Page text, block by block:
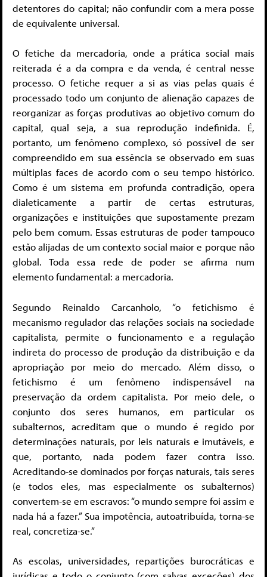
detentores do capital; não confundir com a mera posse
de equivalente universal.
O fetiche da mercadoria, onde a prática social mais
reiterada é a da compra e da venda, é central nesse
processo. O fetiche requer a si as vias pelas quais é
processado todo um conjunto de alienação capazes de
reorganizar as forças produtivas ao objetivo comum do
capital, qual seja, a sua reprodução indefinida. É,
portanto, um fenômeno complexo, só possível de ser
compreendido em sua essência se observado em suas
múltiplas faces de acordo com o seu tempo histórico.
Como é um sistema em profunda contradição, opera
dialeticamente a partir de certas estruturas,
organizações e instituições que supostamente prezam
pelo bem comum. Essas estruturas de poder tampouco
estão alijadas de um contexto social maior e porque não
global. Toda essa rede de poder se afirma num
elemento fundamental: a mercadoria.
Segundo Reinaldo Carcanholo, “o fetichismo é
mecanismo regulador das relações sociais na sociedade
capitalista, permite o funcionamento e a regulação
indireta do processo de produção da distribuição e da
apropriação por meio do mercado. Além disso, o
fetichismo é um fenômeno indispensável na
preservação da ordem capitalista. Por meio dele, o
conjunto dos seres humanos, em particular os
subalternos, acreditam que o mundo é regido por
determinações naturais, por leis naturais e imutáveis, e
que, portanto, nada podem fazer contra isso.
Acreditando-se dominados por forças naturais, tais seres
(e todos eles, mas especialmente os subalternos)
convertem-se em escravos: “o mundo sempre foi assim e
nada há a fazer.” Sua impotência, autoatribuída, torna-se
real, concretiza-se.”
As escolas, universidades, repartições burocráticas e